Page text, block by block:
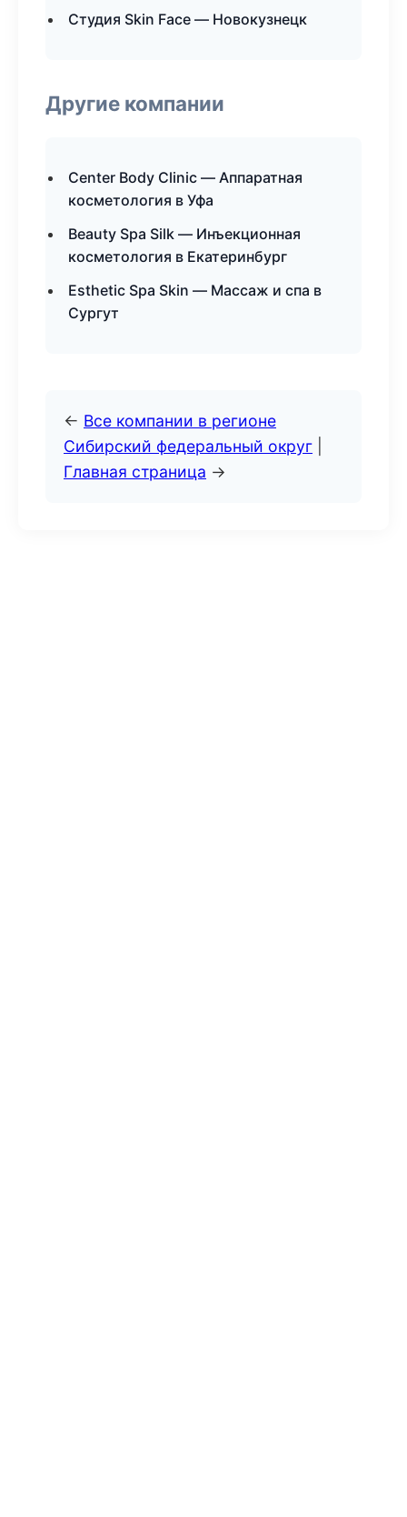
Студия Skin Face — Новокузнецк
Другие компании
Center Body Clinic — Аппаратная
косметология в Уфа
Beauty Spa Silk — Инъекционная
косметология в Екатеринбург
Esthetic Spa Skin — Массаж и спа в
Сургут
← Все компании в регионе
Сибирский федеральный округ
Главная страница →